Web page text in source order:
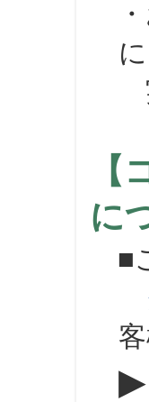
・
実
に
■
▶